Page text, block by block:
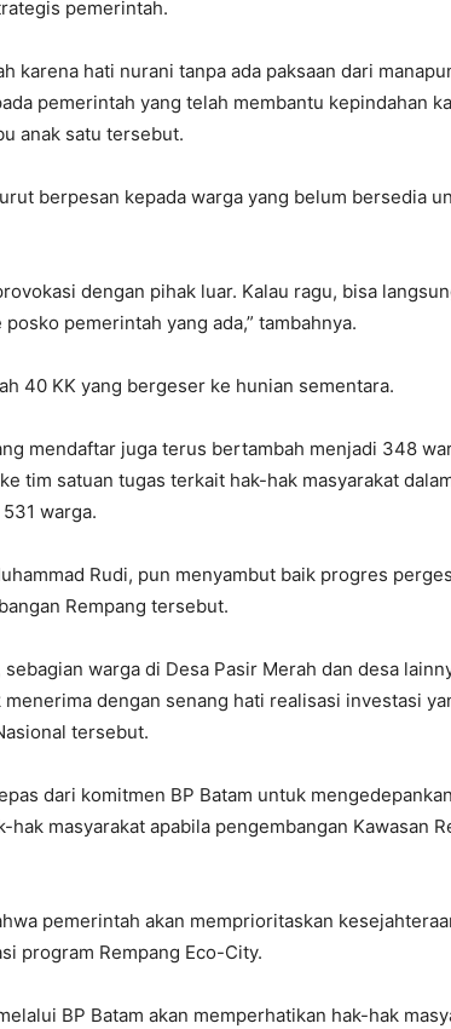
pemerintah.
karena hati nurani tanpa ada paksaan dari
pemerintah yang telah membantu kepindahan
anak satu tersebut.
berpesan kepada warga yang belum bersedia
dengan pihak luar. Kalau ragu, bisa
pemerintah yang ada,” tambahnya.
40 KK yang bergeser ke hunian sementara.
mendaftar juga terus bertambah menjadi 348
tim satuan tugas terkait hak-hak masyarakat
warga.
Rudi, pun menyambut baik progres
Rempang tersebut.
sebagian warga di Desa Pasir Merah dan desa
dengan senang hati realisasi investasi
tersebut.
dari komitmen BP Batam untuk
hak masyarakat apabila pengembangan Kawasan
pemerintah akan memprioritaskan
program Rempang Eco-City.
BP Batam akan memperhatikan hak-hak